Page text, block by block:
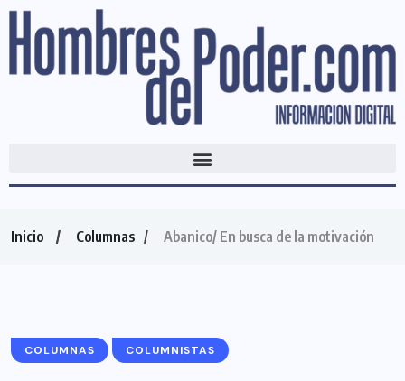
Inicio Columnas Abanico/ En busca de la motivación
COLUMNAS COLUMNISTAS